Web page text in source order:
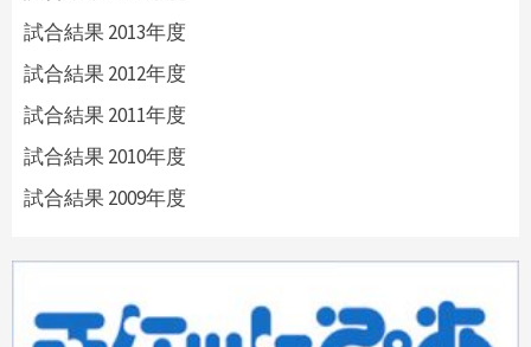
試合結果 2013年度
試合結果 2012年度
試合結果 2011年度
試合結果 2010年度
試合結果 2009年度